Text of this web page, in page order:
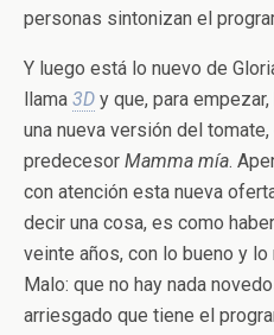
personas sintonizan el
Y luego está lo nuevo de
llama 3D y que, para
una nueva versión del
predecesor Mamma mía.
con atención esta nueva
decir una cosa, es como
veinte años, con lo bueno y
Malo: que no hay nada
arriesgado que tiene el